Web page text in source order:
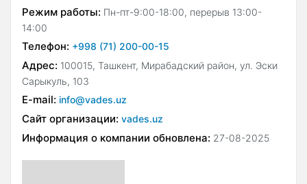
Режим работы: Пн-пт-9:00-18:00, перерыв 13:00-
14:00
Телефон: +998 (71) 200-00-15
Адрес: 100015, Ташкент, Мирабадский район, ул. Эски
Сарыкуль, 103
E-mail: info@vades.uz
Сайт организации: vades.uz
Информация о компании обновлена: 27-08-2025